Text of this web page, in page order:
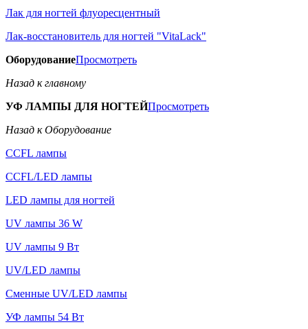
Лак для ногтей флуоресцентный
Лак-восстановитель для ногтей "VitaLack"
ОборудованиеПросмотреть
Назад к главному
УФ ЛАМПЫ ДЛЯ НОГТЕЙПросмотреть
Назад к Оборудование
CCFL лампы
CCFL/LED лампы
LED лампы для ногтей
UV лампы 36 W
UV лампы 9 Вт
UV/LED лампы
Сменные UV/LED лампы
УФ лампы 54 Вт